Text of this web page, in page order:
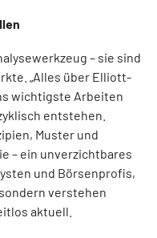
– sie sind
„Alles über Elliott-
wichtigste Arbeiten
entstehen.
Muster und
– ein unverzichtbares
und Börsenprofis,
verstehen
aktuell.